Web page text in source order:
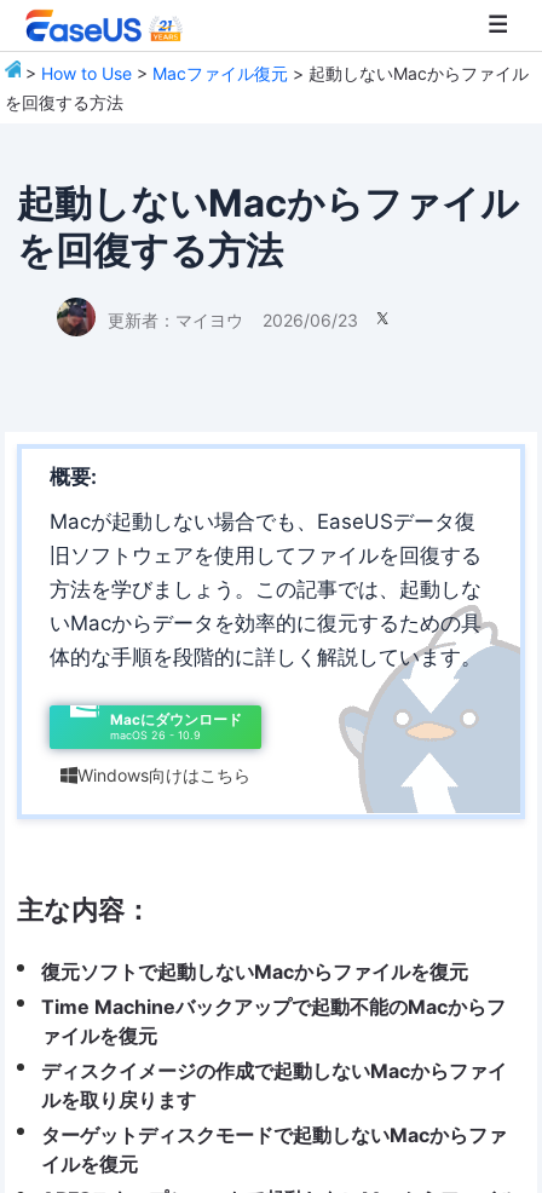
> How to Use > Macファイル復元 > 起動しないMacからファイル
を回復する方法
起動しないMacからファイル
を回復する方法
更新者： マイヨウ 2026/06/23 
概要:
Macが起動しない場合でも、EaseUSデータ復
旧ソフトウェアを使用してファイルを回復する
方法を学びましょう。この記事では、起動しな
いMacからデータを効率的に復元するための具
体的な手順を段階的に詳しく解説しています。
Macにダウンロード
macOS 26 - 10.9
Windows向けはこちら
主な内容：
復元ソフトで起動しないMacからファイルを復元
Time Machineバックアップで起動不能のMacからフ
ァイルを復元
ディスクイメージの作成で起動しないMacからファイ
ルを取り戻ります
ターゲットディスクモードで起動しないMacからファ
イルを復元